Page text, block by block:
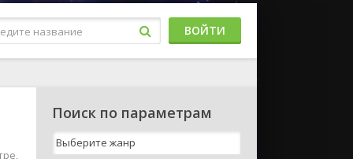
ВОЙТИ
Поиск по параметрам